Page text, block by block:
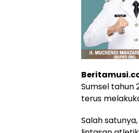
Sumsel tahun
terus
Salah